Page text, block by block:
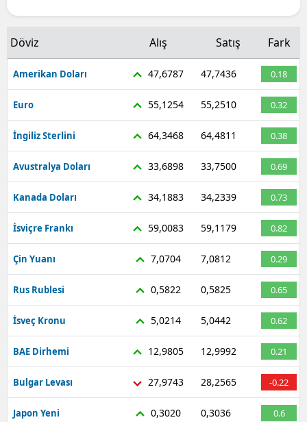
Hakkari
Isparta
Mersin
İstanbul
Kars
Kastamonu
Kayseri
Kırklareli
Kırşehir
Kocaeli
Kütahya
Döviz Alış Satış Fark
Amerikan Doları 47,6787 47,7436 0.18
Euro 55,1254 55,2510 0.32
İngiliz Sterlini 64,3468 64,4811 0.38
Avustralya Doları 33,6898 33,7500 0.69
Kanada Doları 34,1883 34,2339 0.73
İsviçre Frankı 59,0083 59,1179 0.82
Çin Yuanı 7,0704 7,0812 0.29
Rus Rublesi 0,5822 0,5825 0.65
İsveç Kronu 5,0214 5,0442 0.62
BAE Dirhemi 12,9805 12,9992 0.21
Bulgar Levası 27,9743 28,2565 -0.22
Japon Yeni 0,3020 0,3036 0.6